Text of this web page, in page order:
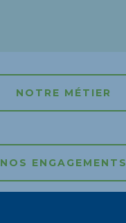
NOTRE MÉTIER
NOS ENGAGEMENTS